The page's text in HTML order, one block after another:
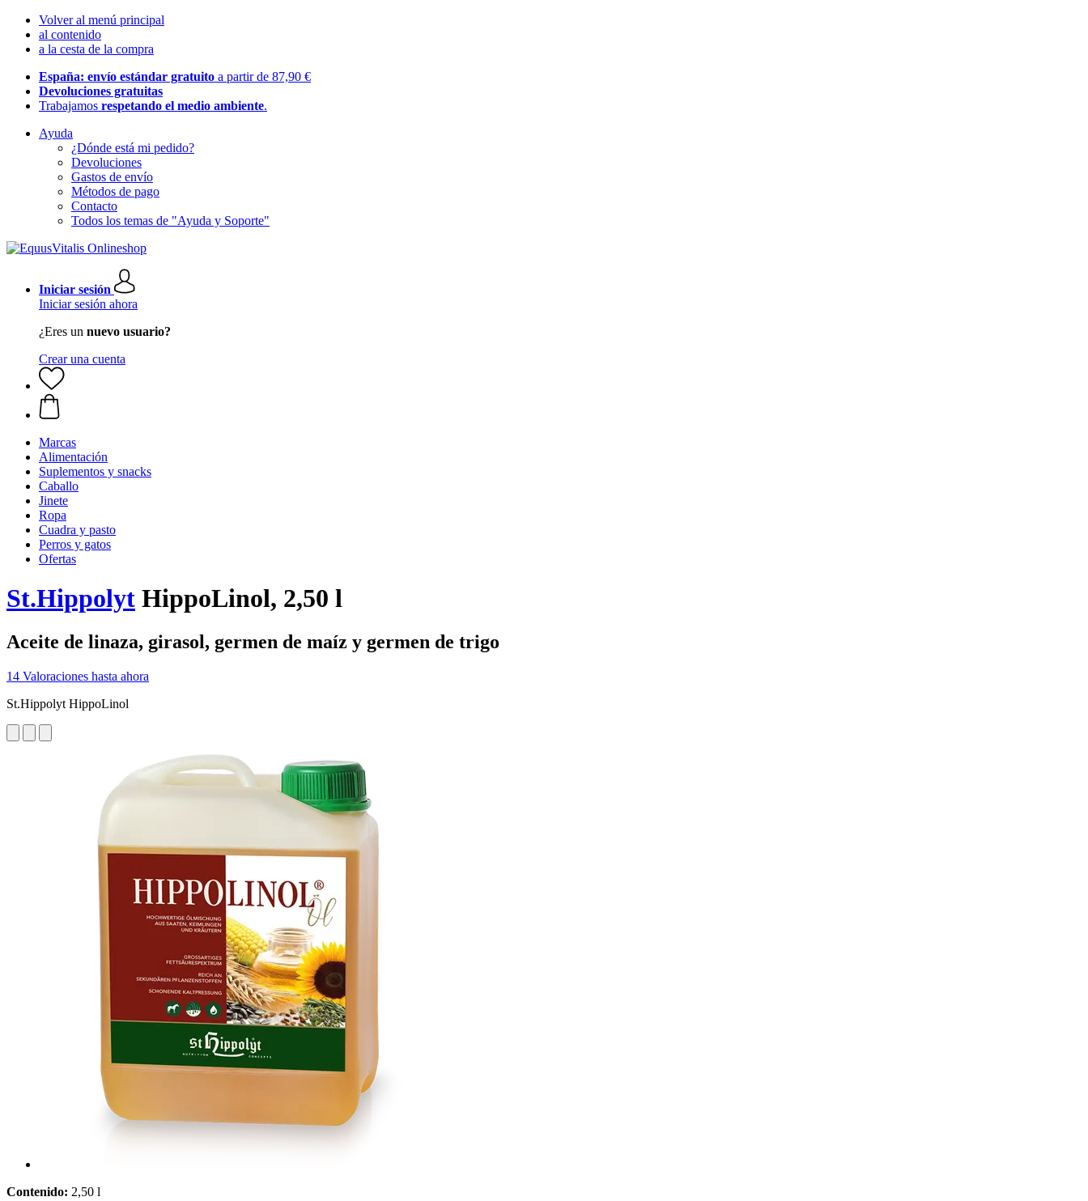
Volver al menú principal
al contenido
a la cesta de la compra
España: envío estándar gratuito a partir de 87,90 €
Devoluciones gratuitas
Trabajamos respetando el medio ambiente.
Ayuda
¿Dónde está mi pedido?
Devoluciones
Gastos de envío
Métodos de pago
Contacto
Todos los temas de "Ayuda y Soporte"
Iniciar sesión
Iniciar sesión ahora
¿Eres un nuevo usuario?
Crear una cuenta
Marcas
Alimentación
Suplementos y snacks
Caballo
Jinete
Ropa
Cuadra y pasto
Perros y gatos
Ofertas
St.Hippolyt HippoLinol, 2,50 l
Aceite de linaza, girasol, germen de maíz y germen de trigo
14 Valoraciones hasta ahora
St.Hippolyt HippoLinol
Contenido: 2,50 l